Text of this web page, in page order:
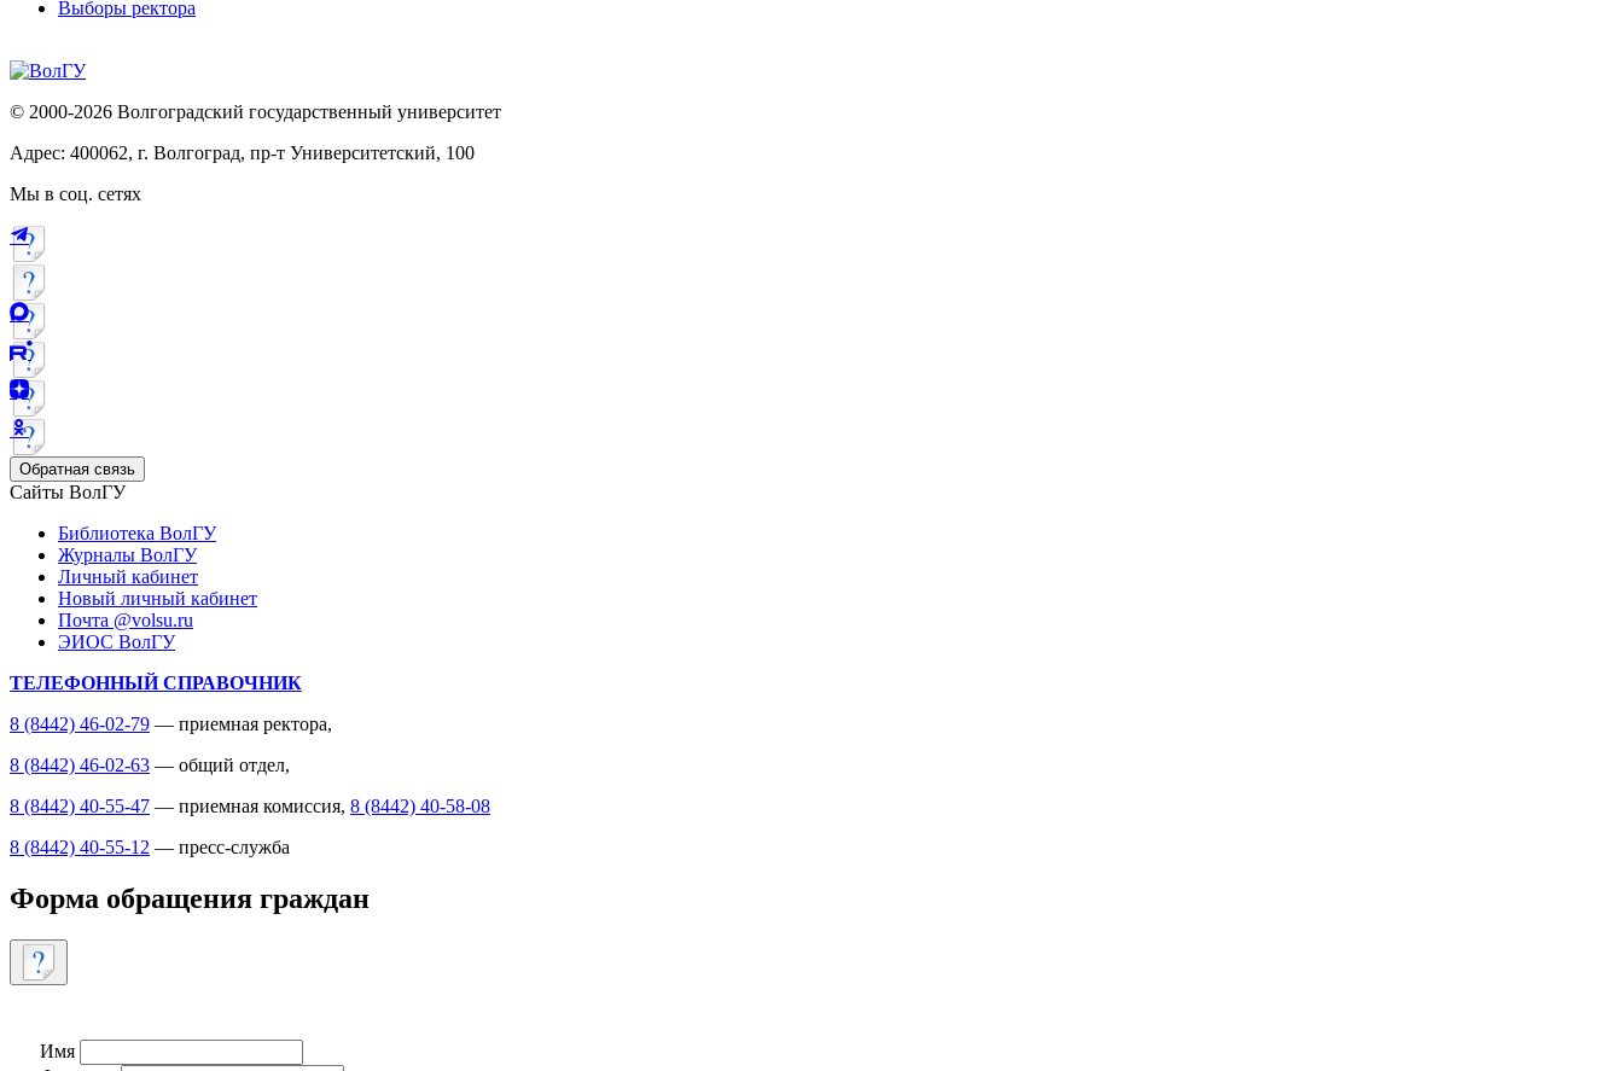
Выборы ректора
© 2000-2026 Волгоградский государственный университет
Адрес: 400062, г. Волгоград, пр-т Университетский, 100
Мы в соц. сетях
Обратная связь
Сайты ВолГУ
Библиотека ВолГУ
Журналы ВолГУ
Личный кабинет
Новый личный кабинет
Почта @volsu.ru
ЭИОС ВолГУ
ТЕЛЕФОННЫЙ СПРАВОЧНИК
8 (8442) 46-02-79 — приемная ректора,
8 (8442) 46-02-63 — общий отдел,
8 (8442) 40-55-47 — приемная комиссия, 8 (8442) 40-58-08
8 (8442) 40-55-12 — пресс-служба
Форма обращения граждан
Имя